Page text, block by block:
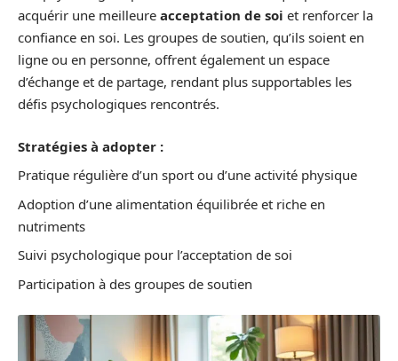
acquérir une meilleure acceptation de soi et renforcer la
confiance en soi. Les groupes de soutien, qu’ils soient en
ligne ou en personne, offrent également un espace
d’échange et de partage, rendant plus supportables les
défis psychologiques rencontrés.
Stratégies à adopter :
Pratique régulière d’un sport ou d’une activité physique
Adoption d’une alimentation équilibrée et riche en
nutriments
Suivi psychologique pour l’acceptation de soi
Participation à des groupes de soutien